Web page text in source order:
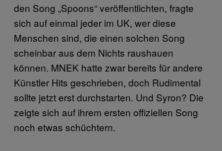
den Song „Spoons“ veröffentlichten, fragte
sich auf einmal jeder im UK, wer diese
Menschen sind, die einen solchen Song
scheinbar aus dem Nichts raushauen
können. MNEK hatte zwar bereits für andere
Künstler Hits geschrieben, doch Rudimental
sollte jetzt erst durchstarten. Und Syron? Die
zeigte sich auf ihrem ersten offiziellen Song
noch etwas schüchtern.